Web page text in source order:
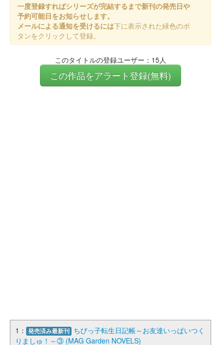
一度登録すればシリーズが完結するまで新刊の発売日や
予約可能日をお知らせします。
メールによる通知を受けるには下に表示された緑色のボ
タンをクリックして登録。
このタイトルの登録ユーザー：15人
この作品をアラート登録(無料)
1： 発売済み最新刊 ちびっ子転生日記帳～お友達いっぱいつく
りましゅ！～③ (MAG Garden NOVELS)